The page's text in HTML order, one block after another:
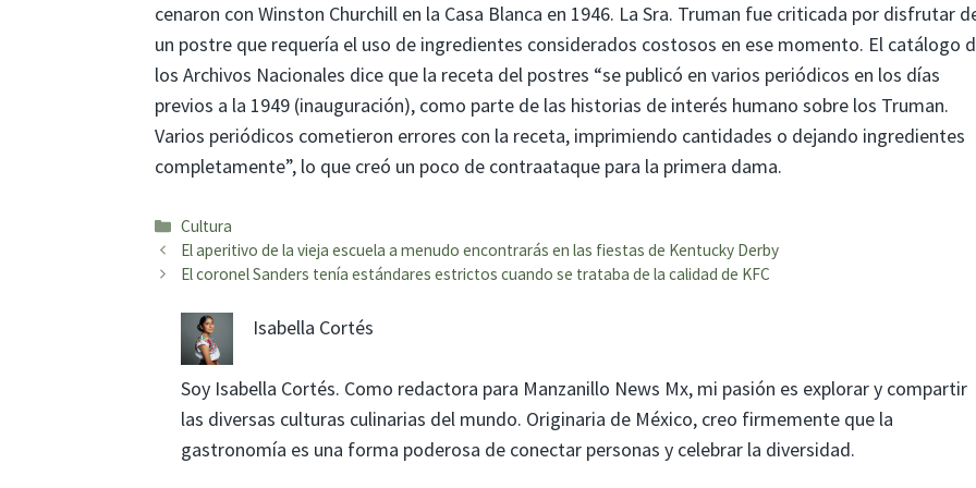
cenaron con Winston Churchill en la Casa Blanca en 1946. La Sra. Truman fue criticada por disfrutar
un postre que requería el uso de ingredientes considerados costosos en ese momento. El catálogo
los Archivos Nacionales dice que la receta del postres “se publicó en varios periódicos en los días
previos a la 1949 (inauguración), como parte de las historias de interés humano sobre los Truman.
Varios periódicos cometieron errores con la receta, imprimiendo cantidades o dejando ingredientes
completamente”, lo que creó un poco de contraataque para la primera dama.
Categorías
Cultura
El aperitivo de la vieja escuela a menudo encontrarás en las fiestas de Kentucky Derby
El coronel Sanders tenía estándares estrictos cuando se trataba de la calidad de KFC
Isabella Cortés
Soy Isabella Cortés. Como redactora para Manzanillo News Mx, mi pasión es explorar y compartir
las diversas culturas culinarias del mundo. Originaria de México, creo firmemente que la
gastronomía es una forma poderosa de conectar personas y celebrar la diversidad.